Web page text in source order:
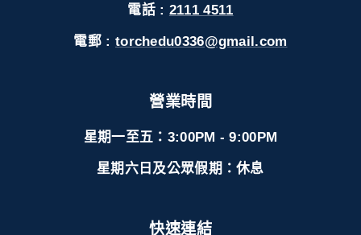
電話 : 2111 4511
電郵 : torchedu0336@gmail.com
營業時間
星期一至五：3:00PM - 9:00PM
星期六日及公眾假期：休息
快速連結